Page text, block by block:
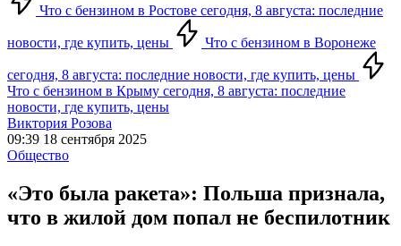
Что с бензином в Ростове сегодня, 8 августа: последние
новости, где купить, цены Что с бензином в Воронеже
сегодня, 8 августа: последние новости, где купить, цены
Что с бензином в Крыму сегодня, 8 августа: последние
новости, где купить, цены
Виктория Розова
09:39 18 сентября 2025
Общество
«Это была ракета»: Польша признала,
что в жилой дом попал не беспилотник